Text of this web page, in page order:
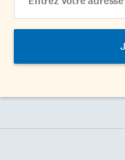
Address